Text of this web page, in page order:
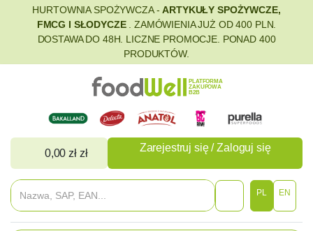
HURTOWNIA SPOŻYWCZA -ARTYKUŁY SPOŻYWCZE,
FMCG I SŁODYCZE
. ZAMÓWIENIA JUŻ OD 400 PLN.
DOSTAWA DO 48H. LICZNE PROMOCJE. PONAD 400
PRODUKTÓW.
PLATFORMA
ZAKUPOWA
B2B
0,00 zł zł Zarejestruj się / Zaloguj się
PL EN